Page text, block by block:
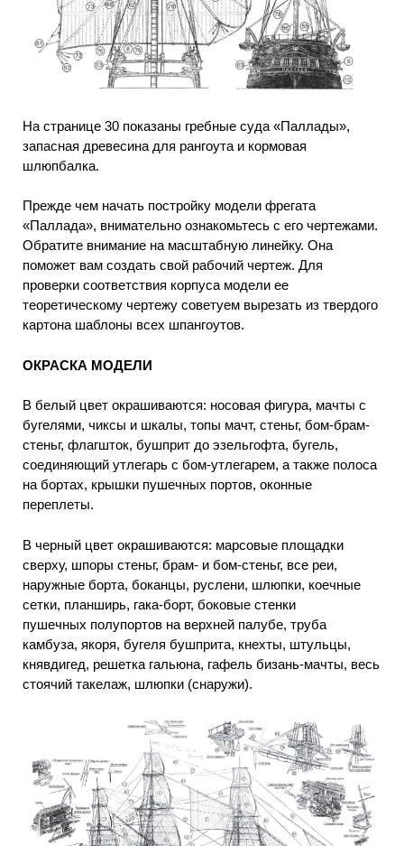
На странице 30 показаны гребные суда «Паллады»,
запасная древесина для рангоута и кормовая
шлюпбалка.
Прежде чем начать постройку модели фрегата
«Паллада», внимательно ознакомьтесь с его чертежами.
Обратите внимание на масштабную линейку. Она
поможет вам создать свой рабочий чертеж. Для
проверки соответствия корпуса модели ее
теоретическому чертежу советуем вырезать из твердого
картона шаблоны всех шпангоутов.
ОКРАСКА МОДЕЛИ
В белый цвет окрашиваются: носовая фигура, мачты с
бугелями, чиксы и шкалы, топы мачт, стеньг, бом-брам-
стеньг, флагшток, бушприт до эзельгофта, бугель,
соединяющий утлегарь с бом-утлегарем, а также полоса
на бортах, крышки пушечных портов, оконные
переплеты.
В черный цвет окрашиваются: марсовые площадки
сверху, шпоры стеньг, брам- и бом-стеньг, все реи,
наружные борта, боканцы, руслени, шлюпки, коечные
сетки, планширь, гака-борт, боковые стенки
пушечных полупортов на верхней палубе, труба
камбуза, якоря, бугеля бушприта, кнехты, штульцы,
княвдигед, решетка гальюна, гафель бизань-мачты, весь
стоячий такелаж, шлюпки (снаружи).